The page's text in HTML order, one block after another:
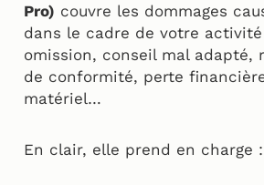
Pro) couvre les dommages
dans le cadre de votre
omission, conseil mal adapté,
de conformité, perte
matériel…
En clair, elle prend en charge :